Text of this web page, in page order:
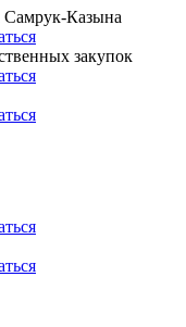
Самрук-Казына
закупок